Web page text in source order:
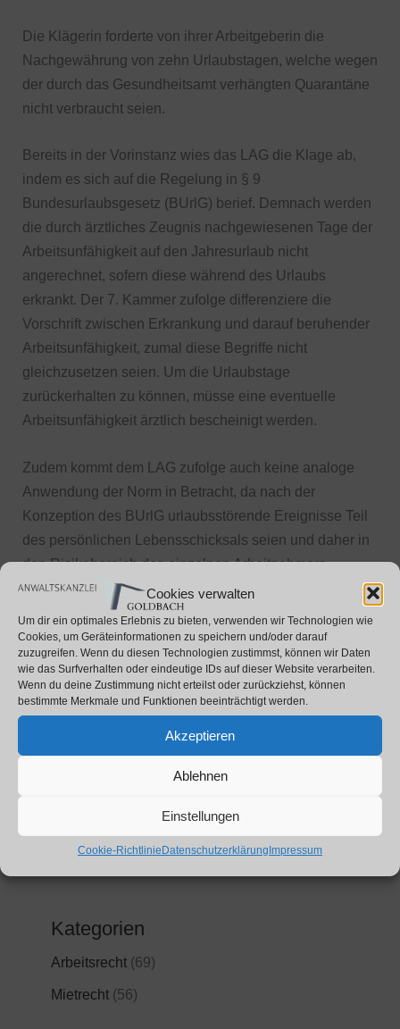
Cookies verwalten
Um dir ein optimales Erlebnis zu bieten, verwenden wir Technologien wie
Cookies, um Geräteinformationen zu speichern und/oder darauf
zuzugreifen. Wenn du diesen Technologien zustimmst, können wir Daten
wie das Surfverhalten oder eindeutige IDs auf dieser Website verarbeiten.
Wenn du deine Zustimmung nicht erteilst oder zurückziehst, können
bestimmte Merkmale und Funktionen beeinträchtigt werden.
Akzeptieren
Ablehnen
Einstellungen
Cookie-Richtlinie Datenschutzerklärung Impressum
Die Klägerin forderte von ihrer Arbeitgeberin die
Nachgewährung von zehn Urlaubstagen, welche wegen
der durch das Gesundheitsamt verhängten Quarantäne
nicht verbraucht seien.
Bereits in der Vorinstanz wies das LAG die Klage ab,
indem es sich auf die Regelung in § 9
Bundesurlaubsgesetz (BUrlG) berief. Demnach werden
die durch ärztliches Zeugnis nachgewiesenen Tage der
Arbeitsunfähigkeit auf den Jahresurlaub nicht
angerechnet, sofern diese während des Urlaubs
erkrankt. Der 7. Kammer zufolge differenziere die
Vorschrift zwischen Erkrankung und darauf beruhender
Arbeitsunfähigkeit, zumal diese Begriffe nicht
gleichzusetzen seien. Um die Urlaubstage
zurückerhalten zu können, müsse eine eventuelle
Arbeitsunfähigkeit ärztlich bescheinigt werden.
Zudem kommt dem LAG zufolge auch keine analoge
Anwendung der Norm in Betracht, da nach der
Konzeption des BUrlG urlaubsstörende Ereignisse Teil
des persönlichen Lebensschicksals seien und daher in
den Risikobereich des einzelnen Arbeitnehmers
gehören. Zur analogen Anwendung müsse jede Covid-
19-Infektion auch zu einer Erkrankung führen, wobei
dies bei symptomlosen Verläufen ohnehin nicht
gegeben ist.
Kategorien
Arbeitsrecht(69)
Mietrecht(56)